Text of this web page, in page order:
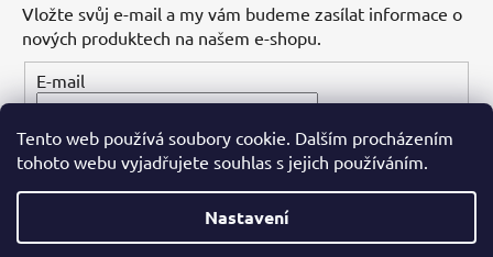
Tento web používá soubory cookie. Dalším procházením
tohoto webu vyjadřujete souhlas s jejich používáním.
Nastavení
Vložte svůj e-mail a my vám budeme zasílat informace o
nových produktech na našem e-shopu.
E-mail
PŘIHLÁSIT SE